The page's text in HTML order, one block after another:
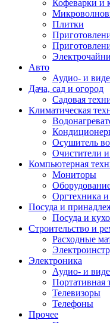
Кофеварки и
Плитки
Авто
Аудио- и
Дача, сад и огород
Садовая
Климатическая
Осушитель
Очистители
Компьютерная
Мониторы
Оргтехника
Посуда и
Посуда и
Строительство и
Расходные
Электроника
Аудио- и
Портативная
Телевизоры
Телефоны
Прочее